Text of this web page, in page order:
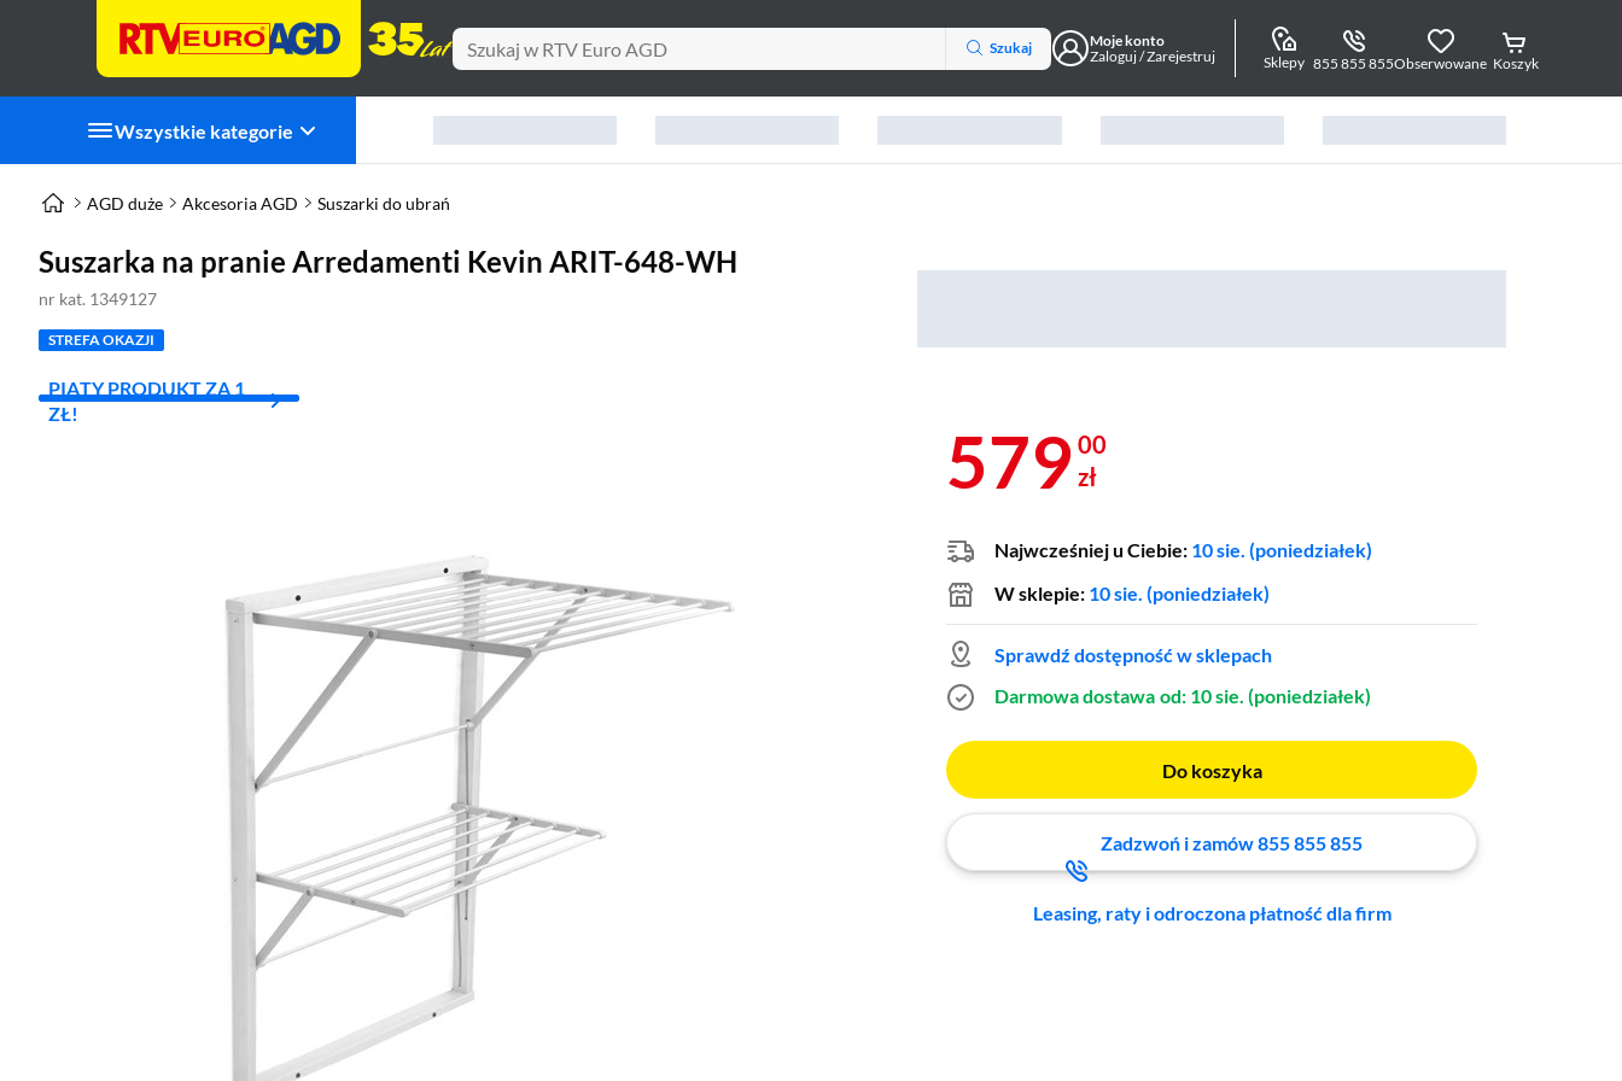
Szukaj
Moje konto
Zaloguj / Zarejestruj
Sklepy 855 855 855Obserwowane Koszyk
Wszystkie kategorie
AGD duże Akcesoria AGD Suszarki do ubrań
Suszarka na pranie Arredamenti Kevin ARIT-648-WH
nr kat. 1349127
STREFA OKAZJI
PIĄTY PRODUKT ZA 1
ZŁ!
579 00
zł
Najwcześniej u Ciebie: 10 sie. (poniedziałek)
W sklepie: 10 sie. (poniedziałek)
Sprawdź dostępność w sklepach
Darmowa dostawa od: 10 sie. (poniedziałek)
Do koszyka
Zadzwoń i zamów 855 855 855
Leasing, raty i odroczona płatność dla firm